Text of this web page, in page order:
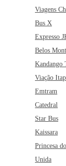
Viagens
Bus X
Expresso
Belos
Kandango
Viação
Emtram
Catedral
Star Bus
Kaissara
Princesa
Unida